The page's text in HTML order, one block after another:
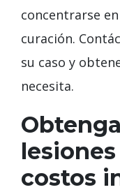
concentrarse
curación.
su caso y
necesita.
costos